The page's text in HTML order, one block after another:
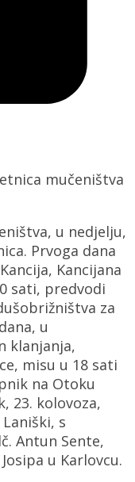
mučeništva
u nedjelju,
Prvoga dana
Kancijana
sati, predvodi
za
u
klanjanja,
misu u 18 sati
na Otoku
23. kolovoza,
s
Antun Sente,
u Karlovcu.